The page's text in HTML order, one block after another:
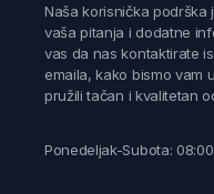
Naša korisnička podrška
vaša pitanja i dodatne
vas da nas kontaktirate
emaila, kako bismo vam
pružili tačan i kvalitetan
Ponedeljak-Subota: